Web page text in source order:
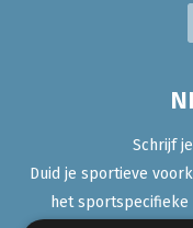
Schrijf
Duid je sportieve
het